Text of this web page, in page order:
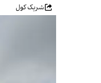
شریک کول